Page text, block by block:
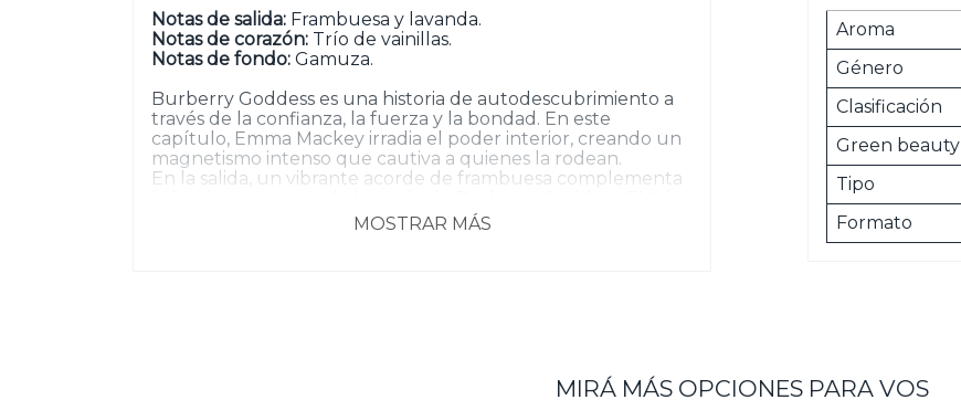
Notas de salida:Frambuesa y lavanda.
Notas de corazón:Trío de vainillas.
Notas de fondo:Gamuza.
Burberry Goddess es una historia de autodescubrimiento a
través de la confianza, la fuerza y la bondad. En este
capítulo, Emma Mackey irradia el poder interior, creando un
magnetismo intenso que cautiva a quienes la rodean.
En la salida, un vibrante acorde de frambuesa complementa
distintivo de extractos de vainilla revela su riqueza en el
MOSTRAR MÁS
Aroma
Género
Clasificación
Green beauty
Tipo
Formato
MIRÁ MÁS OPCIONES PARA VOS